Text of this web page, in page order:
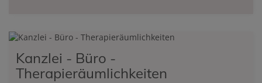
Kanzlei - Büro -
Therapieräumlichkeiten